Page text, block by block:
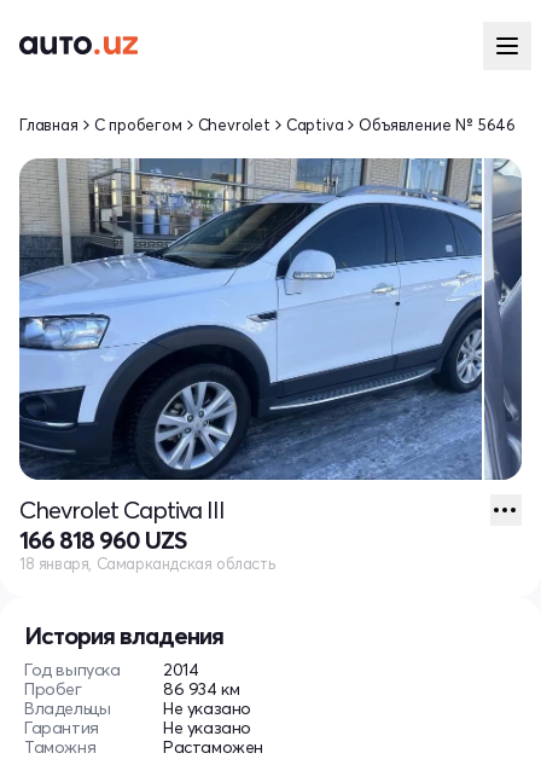
История владения
Год выпуска
2014
Пробег
86 934 км
Владельцы
Не указано
Гарантия
Не указано
Таможня
Растаможен
Главная С пробегом Chevrolet Captiva Объявление № 5646
Chevrolet Captiva III
166 818 960 UZS
18 января, Самаркандская область